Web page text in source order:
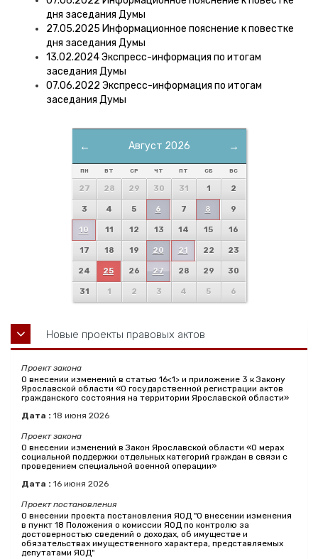
дня заседания Думы
27.05.2025 Информационное пояснение к повестке
дня заседания Думы
13.02.2024 Экспресс-информация по итогам
заседания Думы
07.06.2022 Экспресс-информация по итогам
заседания Думы
← →
Август 2026
ПН ВТ СР ЧТ ПТ СБ ВС
27 28 29 30 31 1 2
3 4 5 6 7 8 9
10 11 12 13 14 15 16
17 18 19 20 21 22 23
24 25 26 27 28 29 30
31 1 2 3 4 5 6
Новые проекты правовых актов
Проект закона
О внесении изменений в статью 16<1> и приложение 3 к Закону
Ярославской области «О государственной регистрации актов
гражданского состояния на территории Ярославской области»
Дата : 18 июня 2026
Проект закона
О внесении изменений в Закон Ярославской области «О мерах
социальной поддержки отдельных категорий граждан в связи с
проведением специальной военной операции»
Дата : 16 июня 2026
Проект постановления
О внесении проекта постановления ЯОД "О внесении изменения
в пункт 18 Положения о комиссии ЯОД по контролю за
достоверностью сведений о доходах, об имуществе и
обязательствах имущественного характера, представляемых
депутатами ЯОД"